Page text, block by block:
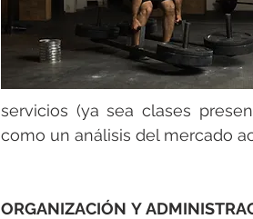
servicios (ya sea clases
como un análisis del mercado
ORGANIZACIÓN Y